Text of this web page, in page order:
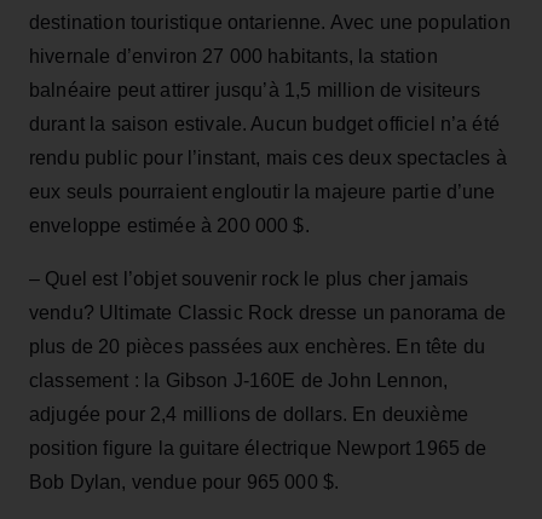
destination touristique ontarienne. Avec une population
hivernale d’environ 27 000 habitants, la station
balnéaire peut attirer jusqu’à 1,5 million de visiteurs
durant la saison estivale. Aucun budget officiel n’a été
rendu public pour l’instant, mais ces deux spectacles à
eux seuls pourraient engloutir la majeure partie d’une
enveloppe estimée à 200 000 $.
– Quel est l’objet souvenir rock le plus cher jamais
vendu? Ultimate Classic Rock dresse un panorama de
plus de 20 pièces passées aux enchères. En tête du
classement : la Gibson J-160E de John Lennon,
adjugée pour 2,4 millions de dollars. En deuxième
position figure la guitare électrique Newport 1965 de
Bob Dylan, vendue pour 965 000 $.